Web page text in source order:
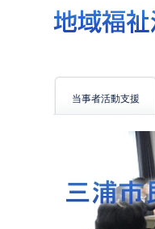
当事者活動支援